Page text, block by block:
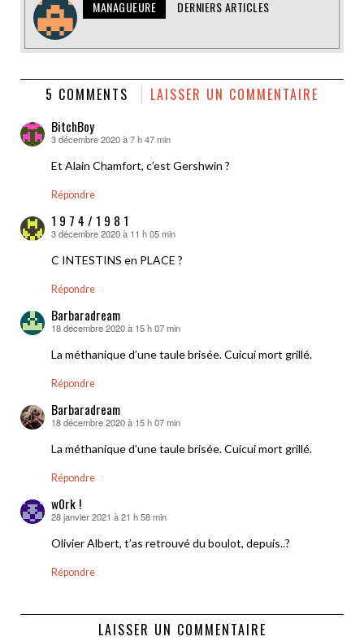
MANAGUEURE DERNIERS ARTICLES
5 COMMENTS LAISSER UN COMMENTAIRE
BitchBoy
dit :
3 décembre 2020 à 7 h 47 min
Et Alain Chamfort, c’est Gershwin ?
Répondre
1 9 7 4 / 1 9 8 1
dit :
3 décembre 2020 à 11 h 05 min
C INTESTINS en PLACE ?
Répondre
Barbaradream
dit :
18 décembre 2020 à 15 h 07 min
La méthanique d’une taule brisée. Cuicui mort grillé.
Répondre
Barbaradream
dit :
18 décembre 2020 à 15 h 07 min
La méthanique d’une taule brisée. Cuicui mort grillé.
Répondre
w0rk !
dit :
28 janvier 2021 à 21 h 58 min
Olivier Albert, t’as retrouvé du boulot, depuis..?
Répondre
LAISSER UN COMMENTAIRE